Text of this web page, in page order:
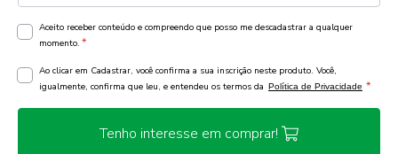
Aceito receber conteúdo e compreendo que posso me descadastrar a qualquer
momento. *
Ao clicar em Cadastrar, você confirma a sua inscrição neste produto. Você,
igualmente, confirma que leu, e entendeu os termos da Política de Privacidade *
Tenho interesse em comprar!